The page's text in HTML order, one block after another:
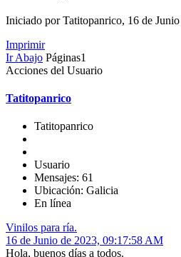
Iniciado por Tatitopanrico, 16 de
Imprimir
Ir Abajo Páginas1
Acciones del Usuario
Tatitopanrico
Tatitopanrico
Usuario
Mensajes: 61
Ubicación: Galicia
En línea
Vinilos para ría.
16 de Junio de 2023, 09:17:58 AM
Hola, buenos días a todos.